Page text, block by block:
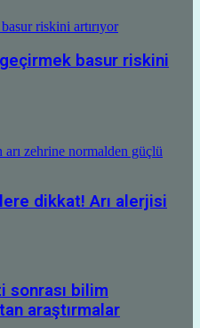
riskini artırıyor
basur riskini
dikkat! Arı alerjisi
sonrası bilim
araştırmalar